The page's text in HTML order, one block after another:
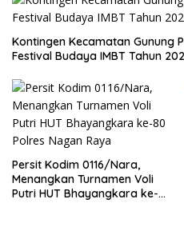
Kontingen Kecamatan Gunung
Festival Budaya IMBT Tahun
Persit Kodim 0116/Nara,
Menangkan Turnamen Voli
Putri HUT Bhayangkara ke-